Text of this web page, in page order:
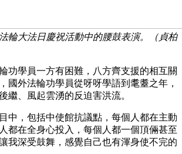
輪大法日慶祝活動中的腰鼓表演。（貞柏
功學員一方有困難，八方齊支援的相互關
國外法輪功學員從呀呀學語到耄耋之年，
繼、風起雲湧的反迫害洪流。
中，包括中使館抗議點，每個人都在主動
都在全身心投入，每個人都一個頂倆甚至
我深受鼓舞，感覺自己也有渾身使不完的